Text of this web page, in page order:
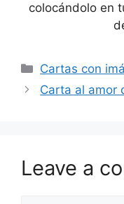
colocándolo en
Categories
Cartas con
Carta al amor
Leave a